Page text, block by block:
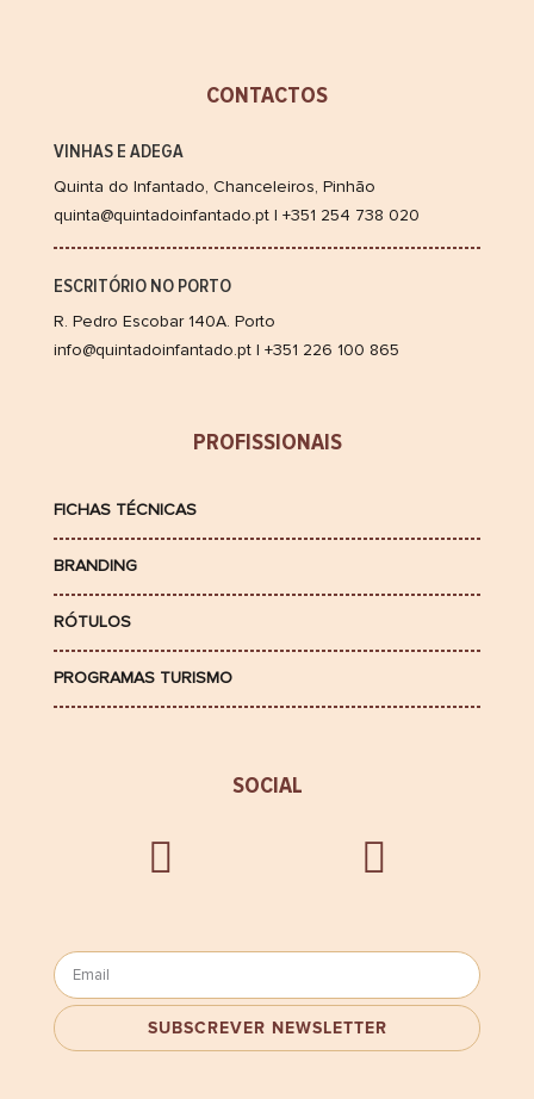
CONTACTOS
VINHAS E ADEGA
Quinta do Infantado, Chanceleiros, Pinhão
quinta@quintadoinfantado.pt | +351 254 738 020
ESCRITÓRIO NO PORTO
R. Pedro Escobar 140A. Porto
info@quintadoinfantado.pt | +351 226 100 865
PROFISSIONAIS
FICHAS TÉCNICAS
BRANDING
RÓTULOS
PROGRAMAS TURISMO
SOCIAL